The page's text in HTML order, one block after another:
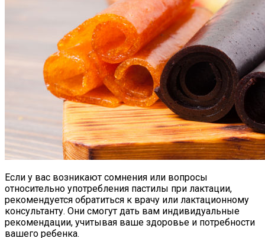
Если у вас возникают сомнения или вопросы
относительно употребления пастилы при лактации,
рекомендуется обратиться к врачу или лактационному
консультанту. Они смогут дать вам индивидуальные
рекомендации, учитывая ваше здоровье и потребности
вашего ребенка.